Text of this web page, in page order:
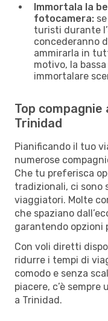
Immortala la
fotocamera:
turisti durante
concederanno
ammirarla in
motivo, la
immortalare
Top
Trinidad
Pianificando il tuo
numerose
Che tu preferisca
tradizionali, ci
viaggiatori. Molte
che spaziano
garantendo opzioni
Con voli diretti
ridurre i tempi di
comodo e senza
piacere, c’è
a Trinidad.